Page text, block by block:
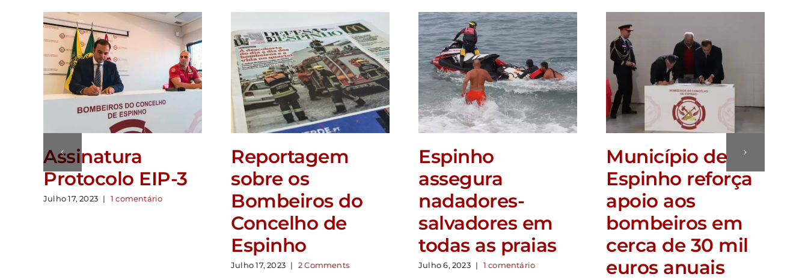
Assinatura
Protocolo EIP-3
Julho 17, 2023 | 1 comentário
Reportagem
sobre os
Bombeiros do
Concelho de
Espinho
Julho 17, 2023 | 2 Comments
Espinho
assegura
nadadores-
salvadores em
todas as praias
Julho 6, 2023 | 1 comentário
Município de
Espinho reforça
apoio aos
bombeiros em
cerca de 30 mil
euros anuais